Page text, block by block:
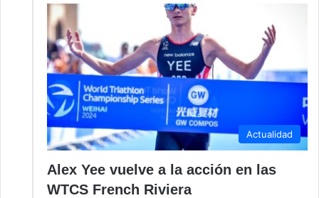
Actualidad
Alex Yee vuelve a la acción en las
WTCS French Riviera